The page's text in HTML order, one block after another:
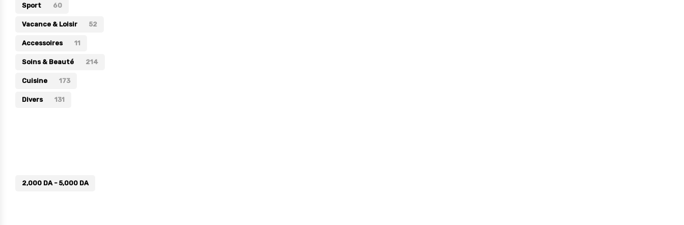
Sport 60
Vacance & Loisir 52
Accessoires 11
Soins & Beauté 214
Cuisine 173
Divers 131
2,000 DA- 5,000 DA